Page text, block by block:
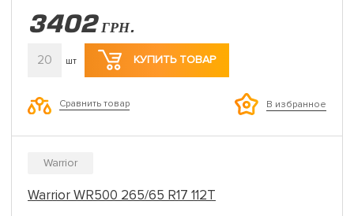
3402 ГРН.
20 шт КУПИТЬ ТОВАР
Сравнить товар В избранное
Warrior
Warrior WR500 265/65 R17 112T